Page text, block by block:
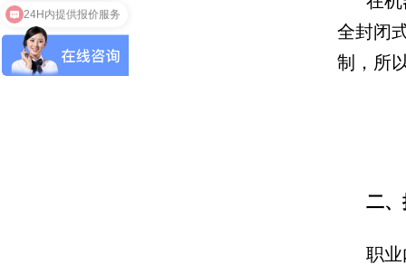
全封闭
制，所
二
职
24H内提供报价服务